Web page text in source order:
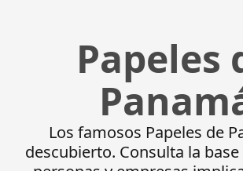
Papeles
Los famosos Papeles de
descubierto. Consulta la